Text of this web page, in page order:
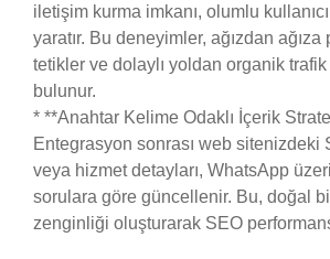
iletişim kurma imkanı, olumlu
yaratır. Bu deneyimler, ağızdan ağıza
tetikler ve dolaylı yoldan organik trafik
bulunur.
* **Anahtar Kelime Odaklı İçerik
Entegrasyon sonrası web sitenizdeki
veya hizmet detayları, WhatsApp
sorulara göre güncellenir. Bu, doğal
zenginliği oluşturarak SEO